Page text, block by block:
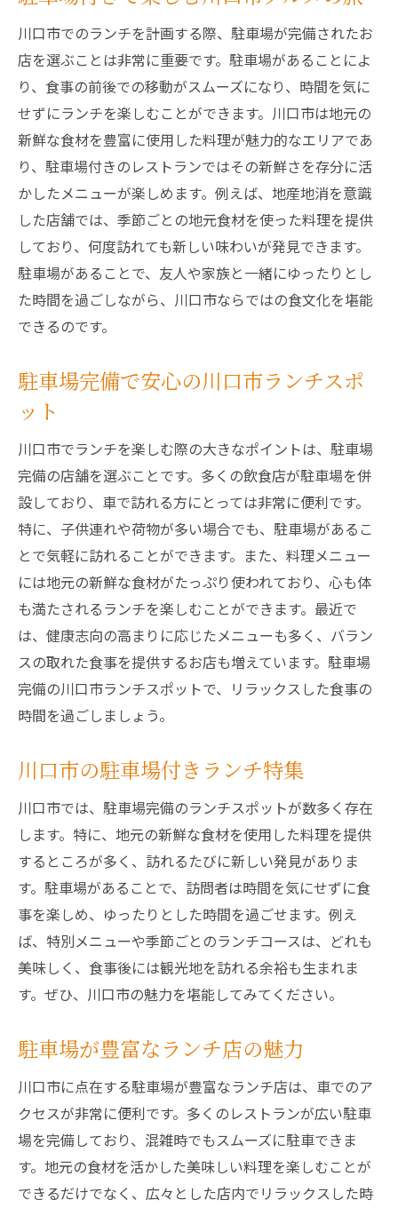
川口市でのランチを計画する際、駐車場が完備されたお
店を選ぶことは非常に重要です。駐車場があることによ
り、食事の前後での移動がスムーズになり、時間を気に
せずにランチを楽しむことができます。川口市は地元の
新鮮な食材を豊富に使用した料理が魅力的なエリアであ
り、駐車場付きのレストランではその新鮮さを存分に活
かしたメニューが楽しめます。例えば、地産地消を意識
した店舗では、季節ごとの地元食材を使った料理を提供
しており、何度訪れても新しい味わいが発見できます。
駐車場があることで、友人や家族と一緒にゆったりとし
た時間を過ごしながら、川口市ならではの食文化を堪能
できるのです。
駐車場完備で安心の川口市ランチスポ
ット
川口市でランチを楽しむ際の大きなポイントは、駐車場
完備の店舗を選ぶことです。多くの飲食店が駐車場を併
設しており、車で訪れる方にとっては非常に便利です。
特に、子供連れや荷物が多い場合でも、駐車場があるこ
とで気軽に訪れることができます。また、料理メニュー
には地元の新鮮な食材がたっぷり使われており、心も体
も満たされるランチを楽しむことができます。最近で
は、健康志向の高まりに応じたメニューも多く、バラン
スの取れた食事を提供するお店も増えています。駐車場
完備の川口市ランチスポットで、リラックスした食事の
時間を過ごしましょう。
川口市の駐車場付きランチ特集
川口市では、駐車場完備のランチスポットが数多く存在
します。特に、地元の新鮮な食材を使用した料理を提供
するところが多く、訪れるたびに新しい発見がありま
す。駐車場があることで、訪問者は時間を気にせずに食
事を楽しめ、ゆったりとした時間を過ごせます。例え
ば、特別メニューや季節ごとのランチコースは、どれも
美味しく、食事後には観光地を訪れる余裕も生まれま
す。ぜひ、川口市の魅力を堪能してみてください。
駐車場が豊富なランチ店の魅力
川口市に点在する駐車場が豊富なランチ店は、車でのア
クセスが非常に便利です。多くのレストランが広い駐車
場を完備しており、混雑時でもスムーズに駐車できま
す。地元の食材を活かした美味しい料理を楽しむことが
できるだけでなく、広々とした店内でリラックスした時